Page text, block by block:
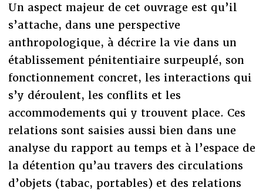
Un aspect majeur de cet ouvrage est qu’il
s’attache, dans une perspective
anthropologique, à décrire la vie dans un
établissement pénitentiaire surpeuplé, son
fonctionnement concret, les interactions qui
s’y déroulent, les conflits et les
accommodements qui y trouvent place. Ces
relations sont saisies aussi bien dans une
analyse du rapport au temps et à l’espace de
la détention qu’au travers des circulations
d’objets (tabac, portables) et des relations